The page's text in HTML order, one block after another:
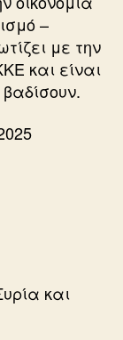
–
με την
και είναι
και